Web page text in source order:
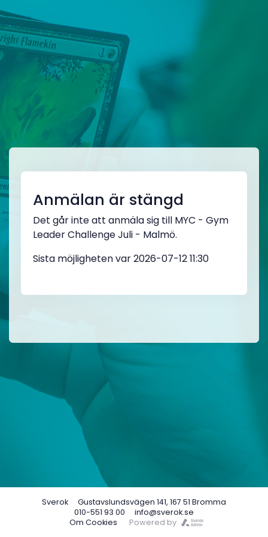
Anmälan är stängd
Det går inte att anmäla sig till MYC - Gym
Leader Challenge Juli - Malmö.
Sista möjligheten var 2026-07-12 11:30
Om Cookies Powered by
Sverok
Gustavslundsvägen 141, 167 51 Bromma
010-551 93 00
info@sverok.se